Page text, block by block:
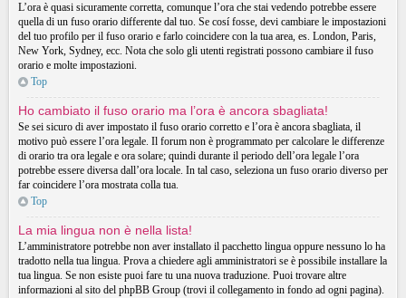
L’ora è quasi sicuramente corretta, comunque l’ora che stai vedendo potrebbe essere
quella di un fuso orario differente dal tuo. Se cosí fosse, devi cambiare le impostazioni
del tuo profilo per il fuso orario e farlo coincidere con la tua area, es. London, Paris,
New York, Sydney, ecc. Nota che solo gli utenti registrati possono cambiare il fuso
orario e molte impostazioni.
Top
Ho cambiato il fuso orario ma l’ora è ancora sbagliata!
Se sei sicuro di aver impostato il fuso orario corretto e l’ora è ancora sbagliata, il
motivo può essere l’ora legale. Il forum non è programmato per calcolare le differenze
di orario tra ora legale e ora solare; quindi durante il periodo dell’ora legale l’ora
potrebbe essere diversa dall’ora locale. In tal caso, seleziona un fuso orario diverso per
far coincidere l’ora mostrata colla tua.
Top
La mia lingua non è nella lista!
L’amministratore potrebbe non aver installato il pacchetto lingua oppure nessuno lo ha
tradotto nella tua lingua. Prova a chiedere agli amministratori se è possibile installare la
tua lingua. Se non esiste puoi fare tu una nuova traduzione. Puoi trovare altre
informazioni al sito del phpBB Group (trovi il collegamento in fondo ad ogni pagina).